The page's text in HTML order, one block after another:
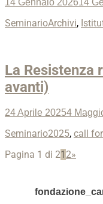
14 Gennaio 202614
Categories
SeminarioTags
Archivi,
La Resistenza
avanti)
Posted
24 Aprile 20254
Categories
SeminarioTags
2025, call
Post
Pagina 1 di 212»